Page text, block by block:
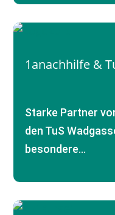
1anachhilfe &
Starke Partner
den TuS
besondere…